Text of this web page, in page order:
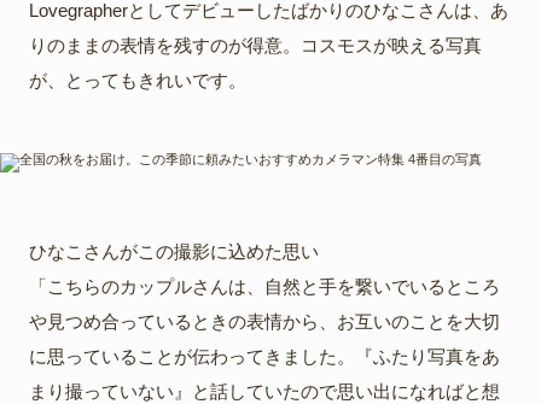
Lovegrapherとしてデビューしたばかりのひなこさんは、あ
りのままの表情を残すのが得意。コスモスが映える写真
が、とってもきれいです。
ひなこさんがこの撮影に込めた思い
「こちらのカップルさんは、自然と手を繋いでいるところ
や見つめ合っているときの表情から、お互いのことを大切
に思っていることが伝わってきました。『ふたり写真をあ
まり撮っていない』と話していたので思い出になればと想